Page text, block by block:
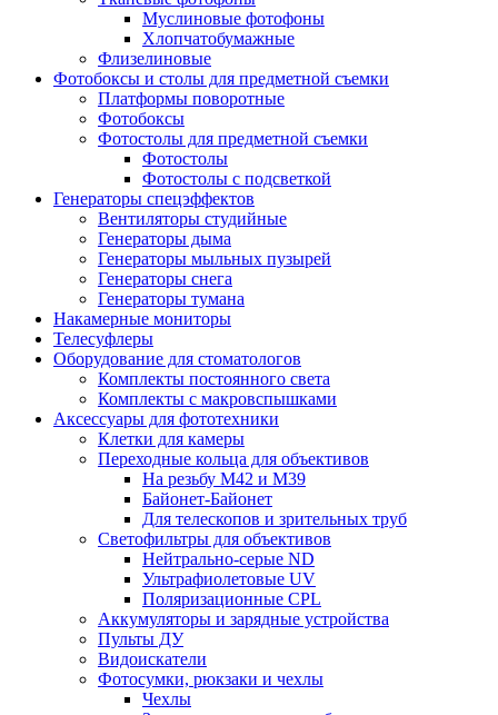
Муслиновые фотофоны
Хлопчатобумажные
Флизелиновые
Фотобоксы и столы для предметной съемки
Платформы поворотные
Фотобоксы
Фотостолы для предметной съемки
Фотостолы
Фотостолы с подсветкой
Генераторы спецэффектов
Вентиляторы студийные
Генераторы дыма
Генераторы мыльных пузырей
Генераторы снега
Генераторы тумана
Накамерные мониторы
Телесуфлеры
Оборудование для стоматологов
Комплекты постоянного света
Комплекты с макровспышками
Аксессуары для фототехники
Клетки для камеры
Переходные кольца для объективов
На резьбу М42 и М39
Байонет-Байонет
Для телескопов и зрительных труб
Светофильтры для объективов
Нейтрально-серые ND
Ультрафиолетовые UV
Поляризационные CPL
Аккумуляторы и зарядные устройства
Пульты ДУ
Видоискатели
Фотосумки, рюкзаки и чехлы
Чехлы